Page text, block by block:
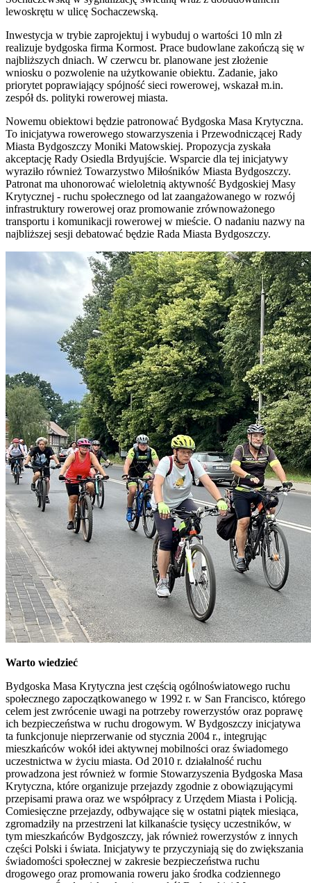
lewoskrętu w ulicę Sochaczewską.
Inwestycja w trybie zaprojektuj i wybuduj o wartości 10 mln zł
realizuje bydgoska firma Kormost. Prace budowlane zakończą się w
najbliższych dniach. W czerwcu br. planowane jest złożenie
wniosku o pozwolenie na użytkowanie obiektu. Zadanie, jako
priorytet poprawiający spójność sieci rowerowej, wskazał m.in.
zespół ds. polityki rowerowej miasta.
Nowemu obiektowi będzie patronować Bydgoska Masa Krytyczna.
To inicjatywa rowerowego stowarzyszenia i Przewodniczącej Rady
Miasta Bydgoszczy Moniki Matowskiej. Propozycja zyskała
akceptację Rady Osiedla Brdyujście. Wsparcie dla tej inicjatywy
wyraziło również Towarzystwo Miłośników Miasta Bydgoszczy.
Patronat ma uhonorować wieloletnią aktywność Bydgoskiej Masy
Krytycznej - ruchu społecznego od lat zaangażowanego w rozwój
infrastruktury rowerowej oraz promowanie zrównoważonego
transportu i komunikacji rowerowej w mieście. O nadaniu nazwy na
najbliższej sesji debatować będzie Rada Miasta Bydgoszczy.
Warto wiedzieć
Bydgoska Masa Krytyczna jest częścią ogólnoświatowego ruchu
społecznego zapoczątkowanego w 1992 r. w San Francisco, którego
celem jest zwrócenie uwagi na potrzeby rowerzystów oraz poprawę
ich bezpieczeństwa w ruchu drogowym. W Bydgoszczy inicjatywa
ta funkcjonuje nieprzerwanie od stycznia 2004 r., integrując
mieszkańców wokół idei aktywnej mobilności oraz świadomego
uczestnictwa w życiu miasta. Od 2010 r. działalność ruchu
prowadzona jest również w formie Stowarzyszenia Bydgoska Masa
Krytyczna, które organizuje przejazdy zgodnie z obowiązującymi
przepisami prawa oraz we współpracy z Urzędem Miasta i Policją.
Comiesięczne przejazdy, odbywające się w ostatni piątek miesiąca,
zgromadziły na przestrzeni lat kilkanaście tysięcy uczestników, w
tym mieszkańców Bydgoszczy, jak również rowerzystów z innych
części Polski i świata. Inicjatywy te przyczyniają się do zwiększania
świadomości społecznej w zakresie bezpieczeństwa ruchu
drogowego oraz promowania roweru jako środka codziennego